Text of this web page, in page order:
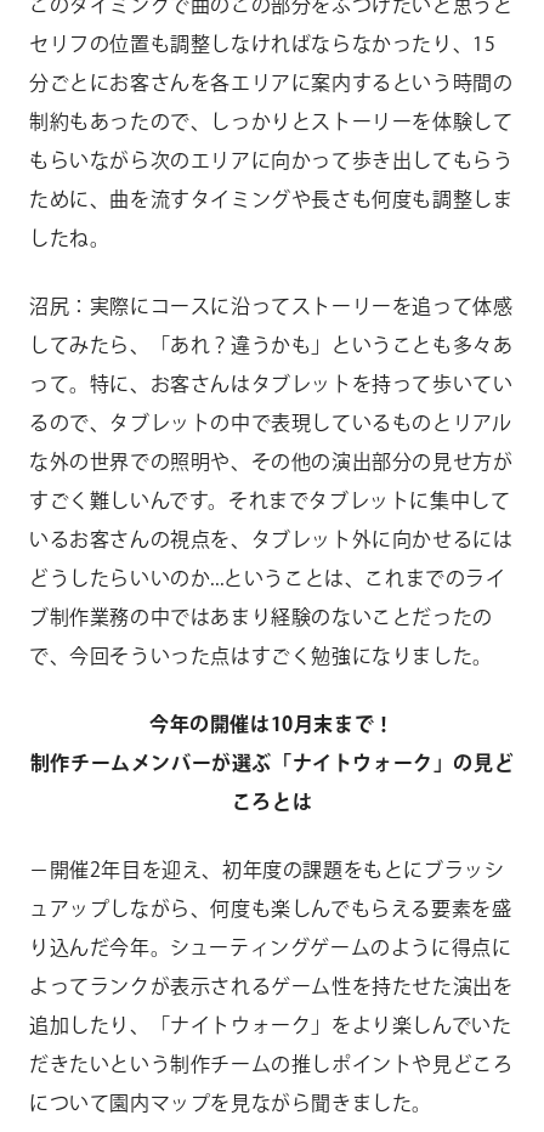
このタイミングで曲のこの部分をぶつけたいと思うと
セリフの位置も調整しなければならなかったり、15
分ごとにお客さんを各エリアに案内するという時間の
制約もあったので、しっかりとストーリーを体験して
もらいながら次のエリアに向かって歩き出してもらう
ために、曲を流すタイミングや長さも何度も調整しま
したね。
沼尻：実際にコースに沿ってストーリーを追って体感
してみたら、「あれ？違うかも」ということも多々あ
って。特に、お客さんはタブレットを持って歩いてい
るので、タブレットの中で表現しているものとリアル
な外の世界での照明や、その他の演出部分の見せ方が
すごく難しいんです。それまでタブレットに集中して
いるお客さんの視点を、タブレット外に向かせるには
どうしたらいいのか...ということは、これまでのライ
ブ制作業務の中ではあまり経験のないことだったの
で、今回そういった点はすごく勉強になりました。
今年の開催は10月末まで！
制作チームメンバーが選ぶ「ナイトウォーク」の見ど
ころとは
－開催2年目を迎え、初年度の課題をもとにブラッシ
ュアップしながら、何度も楽しんでもらえる要素を盛
り込んだ今年。シューティングゲームのように得点に
よってランクが表示されるゲーム性を持たせた演出を
追加したり、「ナイトウォーク」をより楽しんでいた
だきたいという制作チームの推しポイントや見どころ
について園内マップを見ながら聞きました。